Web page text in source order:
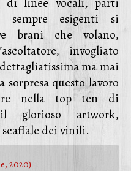
sempre esigenti si
brani che volano,
invogliato
ma mai
questo lavoro
nella top ten di
glorioso artwork,
dei vinili.
2020)